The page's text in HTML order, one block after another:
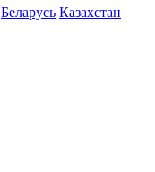
Беларусь Казахстан